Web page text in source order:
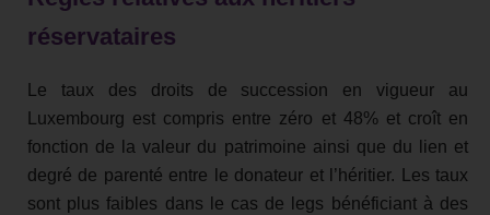
réservataires
Le taux des droits de succession en vigueur au
Luxembourg est compris entre zéro et 48% et croît en
fonction de la valeur du patrimoine ainsi que du lien et
degré de parenté entre le donateur et l’héritier. Les taux
sont plus faibles dans le cas de legs bénéficiant à des